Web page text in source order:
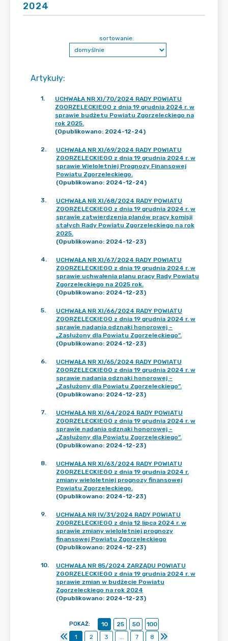
2024
Artykuły:
sortowanie:
1.
UCHWAŁA NR XI/70/2024 RADY POWIATU
ZGORZELECKIEGO z dnia 19 grudnia 2024 r. w
sprawie budżetu Powiatu Zgorzeleckiego na
rok 2025.
(Opublikowano: 2024-12-24)
2.
UCHWAŁA NR XI/69/2024 RADY POWIATU
ZGORZELECKIEGO z dnia 19 grudnia 2024 r. w
sprawie Wieloletniej Prognozy Finansowej
Powiatu Zgorzeleckiego.
(Opublikowano: 2024-12-24)
3.
UCHWAŁA NR XI/68/2024 RADY POWIATU
ZGORZELECKIEGO z dnia 19 grudnia 2024 r. w
sprawie zatwierdzenia planów pracy komisji
stałych Rady Powiatu Zgorzeleckiego na rok
2025.
(Opublikowano: 2024-12-23)
4.
UCHWAŁA NR XI/67/2024 RADY POWIATU
ZGORZELECKIEGO z dnia 19 grudnia 2024 r. w
sprawie uchwalenia planu pracy Rady Powiatu
Zgorzeleckiego na 2025 rok.
(Opublikowano: 2024-12-23)
5.
UCHWAŁA NR XI/66/2024 RADY POWIATU
ZGORZELECKIEGO z dnia 19 grudnia 2024 r. w
sprawie nadania odznaki honorowej –
„Zasłużony dla Powiatu Zgorzeleckiego”.
(Opublikowano: 2024-12-23)
6.
UCHWAŁA NR XI/65/2024 RADY POWIATU
ZGORZELECKIEGO z dnia 19 grudnia 2024 r. w
sprawie nadania odznaki honorowej –
„Zasłużony dla Powiatu Zgorzeleckiego”.
(Opublikowano: 2024-12-23)
7.
UCHWAŁA NR XI/64/2024 RADY POWIATU
ZGORZELECKIEGO z dnia 19 grudnia 2024 r. w
sprawie nadania odznaki honorowej –
„Zasłużony dla Powiatu Zgorzeleckiego”.
(Opublikowano: 2024-12-23)
8.
UCHWAŁA NR XI/63/2024 RADY POWIATU
ZGORZELECKIEGO z dnia 19 grudnia 2024 r.
zmiany wieloletniej prognozy finansowej
Powiatu Zgorzeleckiego.
(Opublikowano: 2024-12-23)
9.
UCHWAŁA NR IV/31/2024 RADY POWIATU
ZGORZELECKIEGO z dnia 12 lipca 2024 r. w
sprawie zmiany wieloletniej prognozy
finansowej Powiatu Zgorzeleckiego
(Opublikowano: 2024-12-23)
10.
UCHWAŁA NR 85/2024 ZARZĄDU POWIATU
ZGORZELECKIEGO z dnia 19 grudnia 2024 r. w
sprawie zmian w budżecie Powiatu
Zgorzeleckiego na rok 2024
(Opublikowano: 2024-12-23)
POKAŻ: 10 25 50
100
1
2 3 ... 7 8